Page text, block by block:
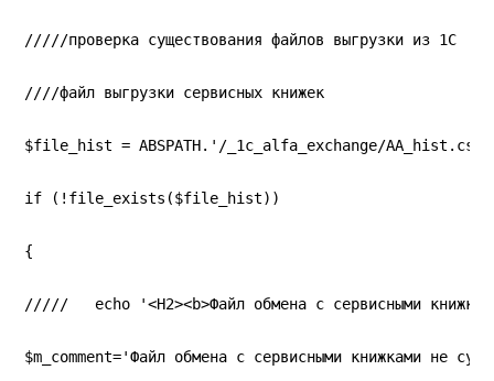
/////проверка существования файлов выгрузки из 1С
////файл выгрузки сервисных книжек
$file_hist = ABSPATH.'/_1c_alfa_exchange/
if (!file_exists($file_hist))
{
/////   echo '<H2><b>Файл обмена с сервисными
$m_comment='Файл обмена с сервисными книжками не